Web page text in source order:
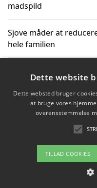
madspild
Sjove måder at
hele familien
Copyright
Om / kontakt
Dette website
Dette websted bruger
at bruge vores
overensstemmelse
TILLAD COOKIES